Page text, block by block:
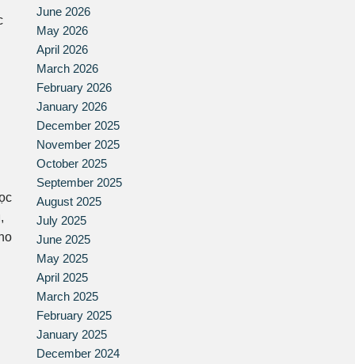
June 2026
May 2026
April 2026
March 2026
February 2026
January 2026
December 2025
November 2025
October 2025
September 2025
August 2025
July 2025
June 2025
May 2025
April 2025
March 2025
February 2025
January 2025
December 2024